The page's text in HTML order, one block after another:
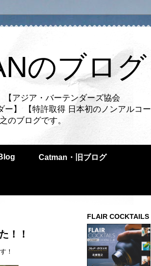
のブログ
【アジア・バーテンダーズ協会
ー】 【特許取得 日本初のノンアルコー
のブログです。
Catman・旧ブログ
！！
！
FLAIR COCKTAILS